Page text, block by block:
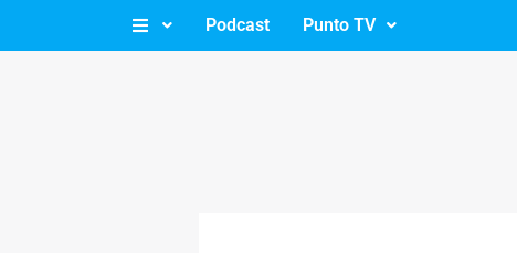
al
Podcast Punto TV